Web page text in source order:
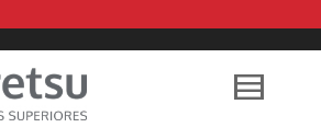
I'm looking for new
size medium
that cost
. Show me all the